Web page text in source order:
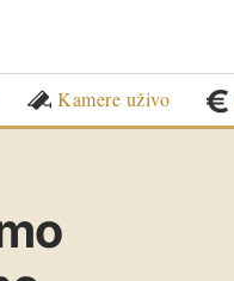
Kamere uživo